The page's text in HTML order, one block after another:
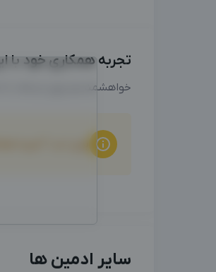
تجربه همکاری خود با
خواهشمندیم برای ارتباط
سایر ادمین ها